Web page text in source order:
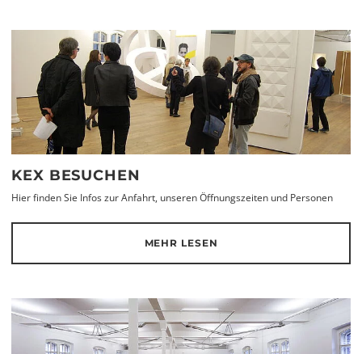
KEX BESUCHEN
Hier finden Sie Infos zur Anfahrt, unseren Öffnungszeiten und Personen
MEHR LESEN